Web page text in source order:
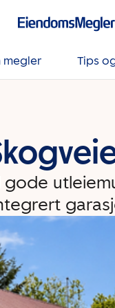
megler Tips
gode